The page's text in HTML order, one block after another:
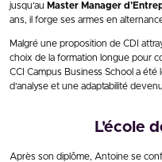
jusqu’au Master Manager
ans, il forge ses armes en
Malgré une proposition de CDI
choix de la formation longue pour
CCI Campus Business School a
d’analyse et une adaptabilité
L'école
Après son diplôme, Antoine se